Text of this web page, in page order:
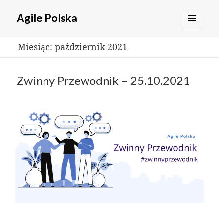
Agile Polska
Miesiąc: październik 2021
Zwinny Przewodnik – 25.10.2021